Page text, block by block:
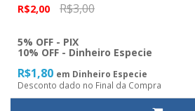
R$2,00
R$3,00
5% OFF - PIX
10% OFF - Dinheiro Especie
R$1,80 em Dinheiro Especie
Desconto dado no Final da Compra